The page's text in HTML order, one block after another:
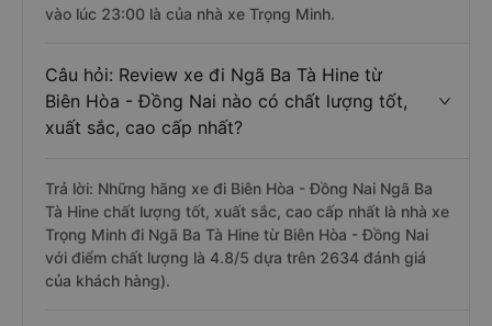
vào lúc 23:00 là của nhà xe Trọng Minh.
Câu hỏi: Review xe đi Ngã Ba Tà Hine từ
Biên Hòa - Đồng Nai nào có chất lượng tốt,
xuất sắc, cao cấp nhất?
Trả lời: Những hãng xe đi Biên Hòa - Đồng Nai Ngã Ba
Tà Hine chất lượng tốt, xuất sắc, cao cấp nhất là nhà xe
Trọng Minh đi Ngã Ba Tà Hine từ Biên Hòa - Đồng Nai
với điểm chất lượng là 4.8/5 dựa trên 2634 đánh giá
của khách hàng).